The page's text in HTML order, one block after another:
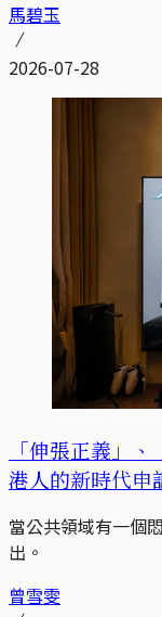
馬碧玉
2026-07-28
「伸張正義」
港人的新時代申
當公共領域有一個
出。
曾雪雯